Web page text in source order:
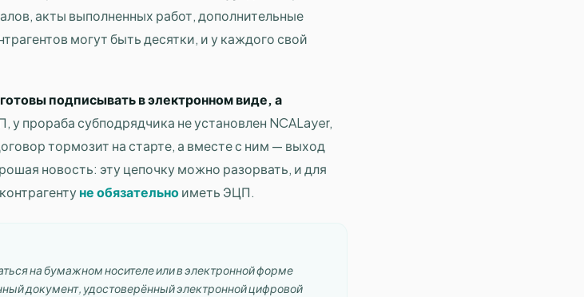
акты выполненных работ, дополнительные
могут быть десятки, и у каждого свой
подписывать в электронном виде, а
у прораба субподрядчика не установлен NCALayer,
тормозит на старте, а вместе с ним — выход
новость: эту цепочку можно разорвать, и для
не обязательноиметь ЭЦП.
на бумажном носителе или в электронной форме
документ, удостоверённый электронной цифровой